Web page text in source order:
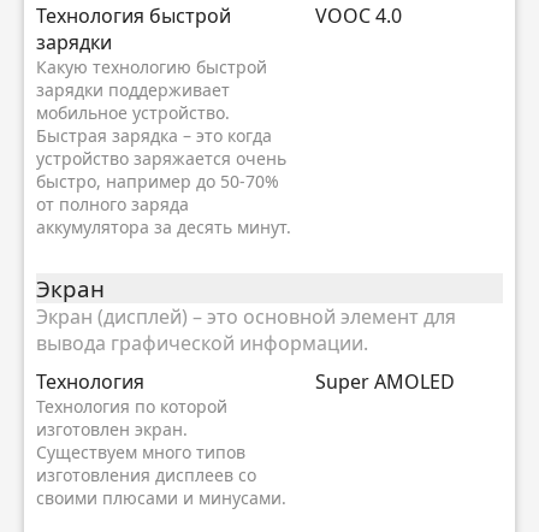
Технология быстрой
зарядки
Какую технологию быстрой
зарядки поддерживает
мобильное устройство.
Быстрая зарядка – это когда
устройство заряжается очень
быстро, например до 50-70%
от полного заряда
аккумулятора за десять минут.
VOOC 4.0
Экран
Экран (дисплей) – это основной элемент для
вывода графической информации.
Технология
Технология по которой
изготовлен экран.
Существуем много типов
изготовления дисплеев со
своими плюсами и минусами.
Super AMOLED